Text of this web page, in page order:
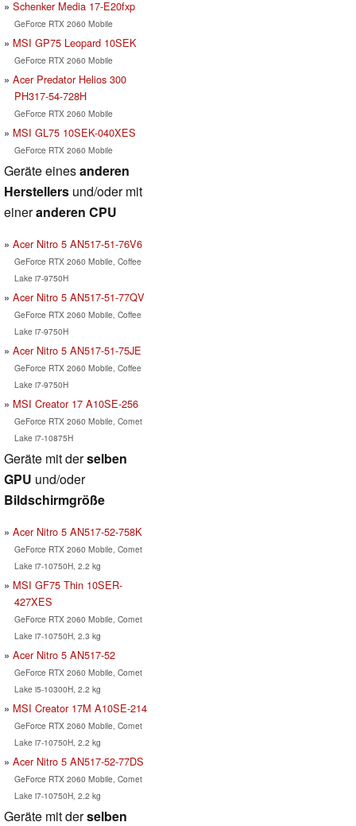
Schenker Media 17-E20fxp
GeForce RTX 2060 Mobile
MSI GP75 Leopard 10SEK
GeForce RTX 2060 Mobile
Acer Predator Helios 300
PH317-54-728H
GeForce RTX 2060 Mobile
MSI GL75 10SEK-040XES
GeForce RTX 2060 Mobile
Geräte einesanderen
Herstellers und/oder mit
eineranderen CPU
Acer Nitro 5 AN517-51-76V6
GeForce RTX 2060 Mobile, Coffee
Lake i7-9750H
Acer Nitro 5 AN517-51-77QV
GeForce RTX 2060 Mobile, Coffee
Lake i7-9750H
Acer Nitro 5 AN517-51-75JE
GeForce RTX 2060 Mobile, Coffee
Lake i7-9750H
MSI Creator 17 A10SE-256
GeForce RTX 2060 Mobile, Comet
Lake i7-10875H
Geräte mit derselben
GPU und/oder
Bildschirmgröße
Acer Nitro 5 AN517-52-758K
GeForce RTX 2060 Mobile, Comet
Lake i7-10750H, 2.2 kg
MSI GF75 Thin 10SER-
427XES
GeForce RTX 2060 Mobile, Comet
Lake i7-10750H, 2.3 kg
Acer Nitro 5 AN517-52
GeForce RTX 2060 Mobile, Comet
Lake i5-10300H, 2.2 kg
MSI Creator 17M A10SE-214
GeForce RTX 2060 Mobile, Comet
Lake i7-10750H, 2.2 kg
Acer Nitro 5 AN517-52-77DS
GeForce RTX 2060 Mobile, Comet
Lake i7-10750H, 2.2 kg
Geräte mit derselben